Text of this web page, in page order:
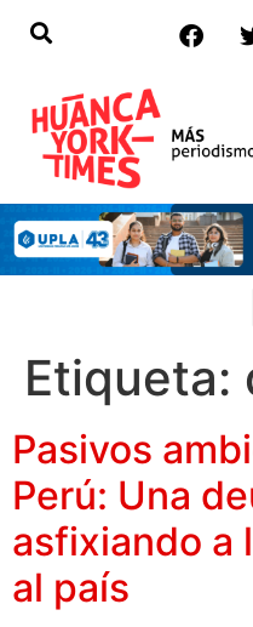
Etiqueta:
Pasivos
Perú: Una
asfixiando a
al país